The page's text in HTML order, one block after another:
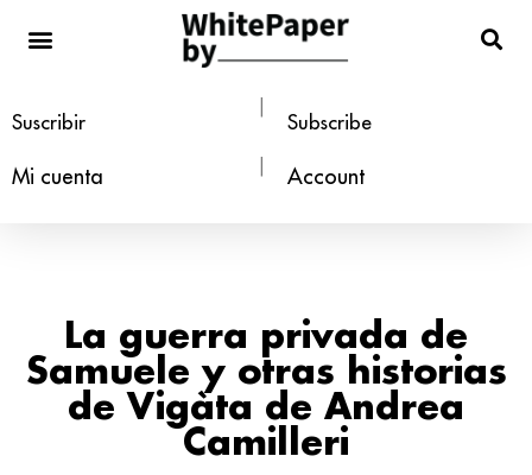
Suscribir
Mi cuenta
Subscribe
Account
La guerra privada de
Samuele y otras historias
de Vigàta de Andrea
Camilleri